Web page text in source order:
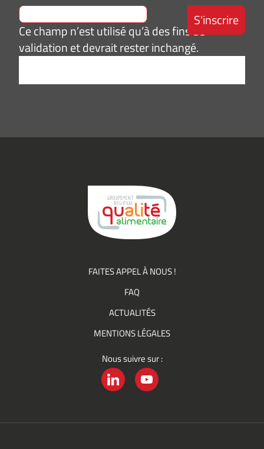
Ce champ n’est utilisé qu’à des fins de
validation et devrait rester inchangé.
e-
FAITES APPEL À NOUS !
FAQ
ACTUALITÉS
MENTIONS LÉGALES
Nous suivre sur :